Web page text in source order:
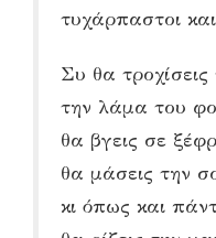
τυχάρπαστοι
Συ θα
την λάμα του
θα βγεις σε
θα μάσεις την
κι όπως και